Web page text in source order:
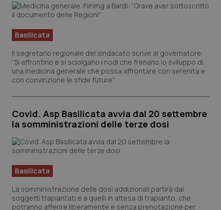
Basilicata
Il segretario regionale del sindacato scrive al governatore:
“Si affrontino e si sciolgano i nodi che frenano lo sviluppo di
una medicina generale che possa affrontare con serenità e
con convinzione le sfide future”.
Covid. Asp Basilicata avvia dal 20 settembre
la somministrazioni delle terze dosi
Basilicata
La somministrazione delle dosi addizionali partirà dai
soggetti trapiantati e a quelli in attesa di trapianto, che
potranno afferire liberamente e senza prenotazione per
_ga_KM60CM4NPH .quotidianosanita.it
Fornitore/